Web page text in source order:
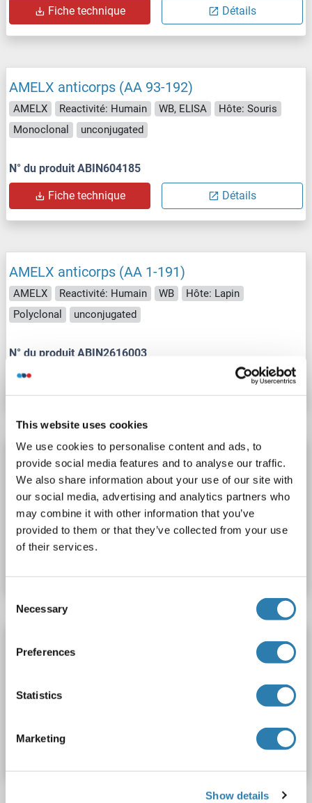
This website uses cookies
We use cookies to personalise content and ads, to
provide social media features and to analyse our traffic.
We also share information about your use of our site with
our social media, advertising and analytics partners who
may combine it with other information that you’ve
provided to them or that they’ve collected from your use
of their services.
Selection
Necessary
Preferences
Statistics
Marketing
Show details
Fiche technique Détails
AMELX anticorps (AA 93-192)
AMELX Reactivité: Humain WB, ELISA
Hôte: Souris
Monoclonal
unconjugated
N° du produit ABIN604185
Fiche technique Détails
AMELX anticorps (AA 1-191)
AMELX Reactivité: Humain WB
Hôte: Lapin
Polyclonal
unconjugated
N° du produit ABIN2616003
Détails
AMELX anticorps (AA 1-191)
AMELX Reactivité: Humain WB
Hôte: Souris
Polyclonal
unconjugated
N° du produit ABIN2616001
WB, ELISA, FACS, IHC